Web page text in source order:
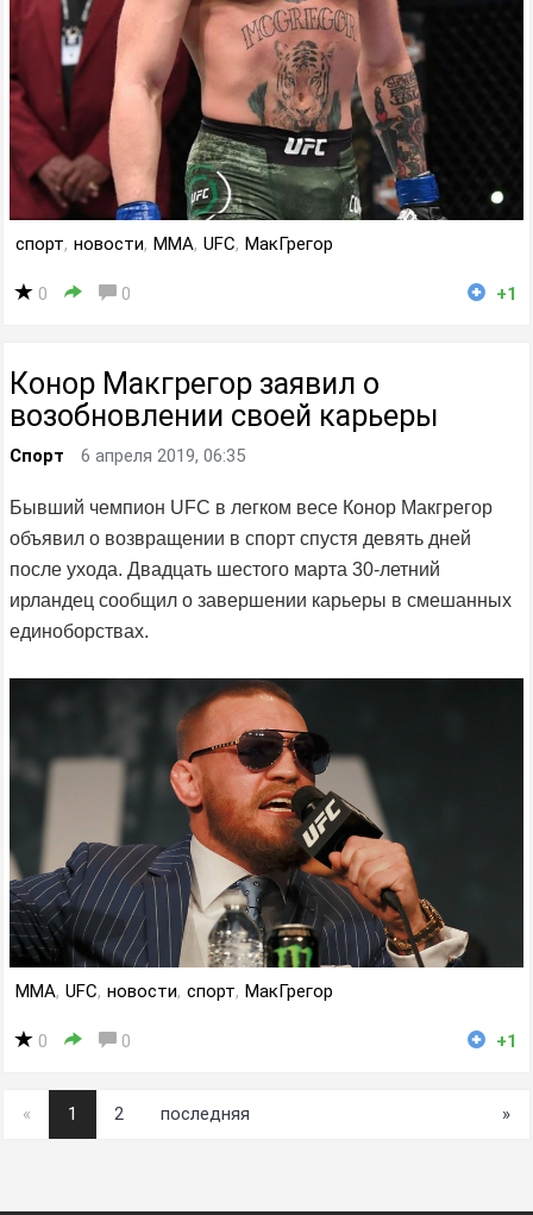
спорт, новости, MMA, UFC, МакГрегор
0 0 +1
Конор Макгрегор заявил о
возобновлении своей карьеры
Спорт 6 апреля 2019, 06:35
Бывший чемпион UFC в легком весе Конор Макгрегор
объявил о возвращении в спорт спустя девять дней
после ухода. Двадцать шестого марта 30-летний
ирландец сообщил о завершении карьеры в смешанных
единоборствах.
MMA, UFC, новости, спорт, МакГрегор
0 0 +1
« 1 2 последняя »